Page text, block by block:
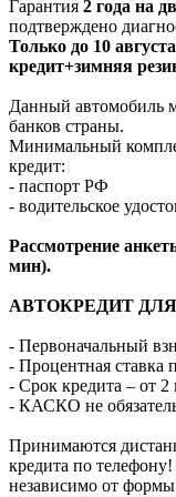
Гарантия 2 года на
подтверждено
Только до 10
кредит+зимняя
Данный автомобиль
банков страны.
Минимальный
кредит:
- паспорт РФ
- водительское
Рассмотрение
мин).
АВТОКРЕДИТ
- Первоначальный
- Процентная ставка
- Срок кредита – от 2
- КАСКО не
Принимаются
кредита по
независимо от